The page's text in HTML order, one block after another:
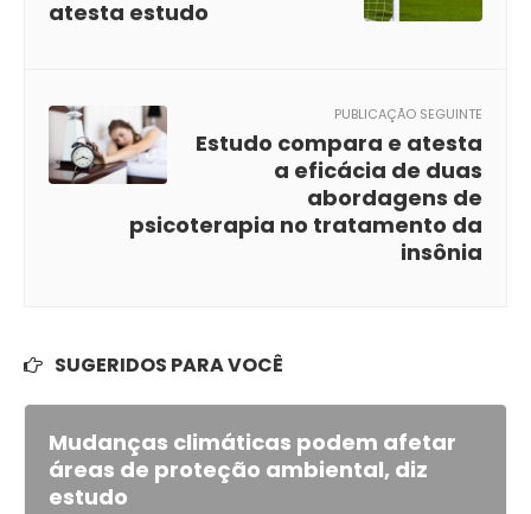
atesta estudo
PUBLICAÇÃO SEGUINTE
Estudo compara e atesta
a eficácia de duas
abordagens de
psicoterapia no tratamento da
insônia
SUGERIDOS PARA VOCÊ
Mudanças climáticas podem afetar
áreas de proteção ambiental, diz
estudo